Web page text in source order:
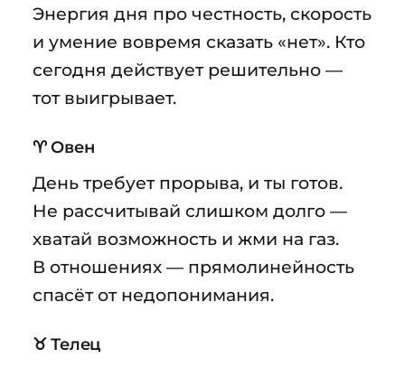
Энергия дня про честность, скорость
и умение вовремя сказать «нет». Кто
сегодня действует решительно —
тот выигрывает.
♈ Овен
День требует прорыва, и ты готов.
Не рассчитывай слишком долго —
хватай возможность и жми на газ.
В отношениях — прямолинейность
спасёт от недопонимания.
♉ Телец